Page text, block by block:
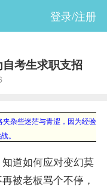
登录/注册
考生求职支招
杂些迷茫与青涩，因为经验
。
道如何应对变幻莫
被老板骂个不停，